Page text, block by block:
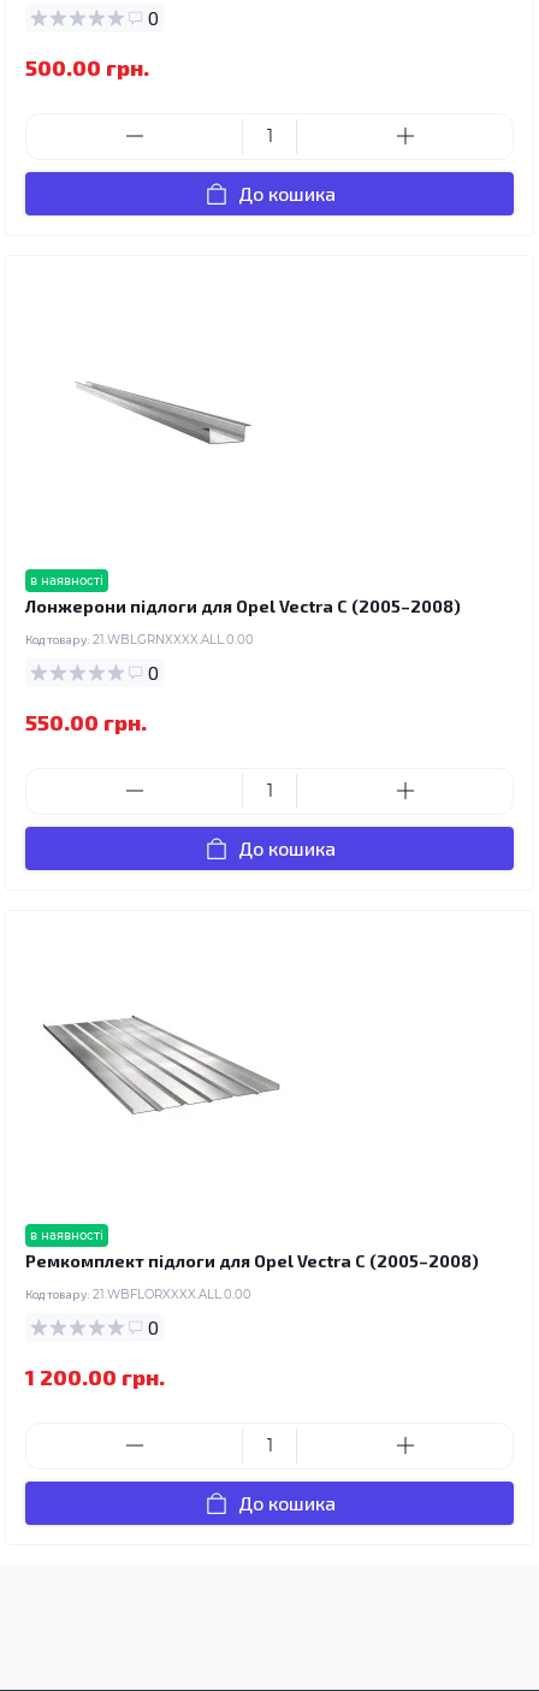
0
500.00 грн.
До кошика
в наявності
Лонжерони підлоги для Opel Vectra C (2005–2008)
Код товару: 21.WBLGRNXXXX.ALL.0.00
0
550.00 грн.
До кошика
в наявності
Ремкомплект підлоги для Opel Vectra C (2005–2008)
Код товару: 21.WBFLORXXXX.ALL.0.00
0
1 200.00 грн.
До кошика